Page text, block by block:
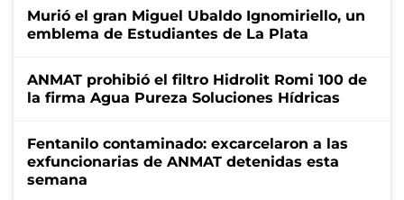
Murió el gran Miguel Ubaldo Ignomiriello, un
emblema de Estudiantes de La Plata
ANMAT prohibió el filtro Hidrolit Romi 100 de
la firma Agua Pureza Soluciones Hídricas
Fentanilo contaminado: excarcelaron a las
exfuncionarias de ANMAT detenidas esta
semana